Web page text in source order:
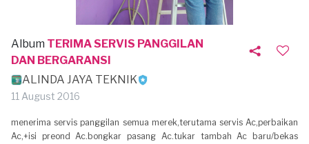
Album TERIMA SERVIS PANGGILAN
DAN BERGARANSI
ALINDA JAYA TEKNIK
11 August 2016
menerima servis panggilan semua merek,terutama servis Ac,perbaikan
Ac,+isi preond Ac.bongkar pasang Ac.tukar tambah Ac baru/bekas